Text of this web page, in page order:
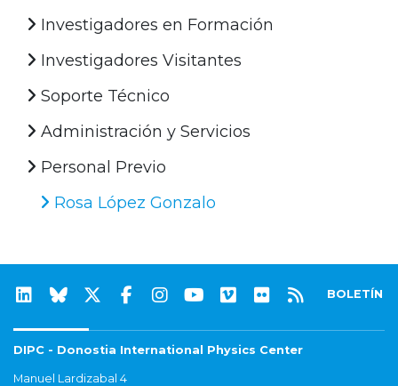
Investigadores en Formación
Investigadores Visitantes
Soporte Técnico
Administración y Servicios
Personal Previo
Rosa López Gonzalo
BOLETÍN
DIPC - Donostia International Physics Center
Manuel Lardizabal 4